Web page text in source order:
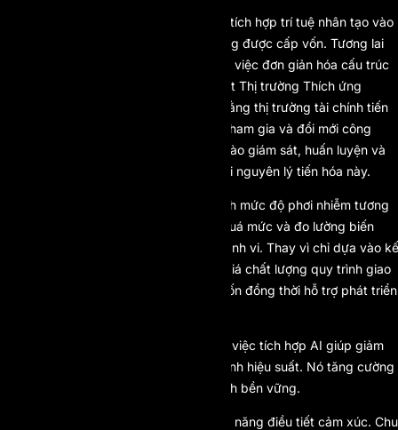
AI Prop tạo sự khác biệt bằng cách tích hợp trí tuệ nhân tạo vào
cả môi trường đánh giá và môi trường được cấp vốn. Tương lai
của funded trading không chỉ nằm ở việc đơn giản hóa cấu trúc
mà còn ở trí tuệ thích ứng. Giả thuyết Thị trường Thích ứng
(Adaptive Market Hypothesis) cho rằng thị trường tài chính tiến
hóa để phản ứng với hành vi người tham gia và đổi mới công
nghệ. Những prop firm tích hợp AI vào giám sát, huấn luyện và
phân tích hành vi sẽ phù hợp hơn với nguyên lý tiến hóa này.
Phân tích dựa trên AI có thể xác định mức độ phơi nhiễm tương
quan, phát hiện tần suất giao dịch quá mức và đo lường biến
động tâm lý thông qua các chỉ số hành vi. Thay vì chỉ dựa vào
quả lợi nhuận, AI Prop có thể đánh giá chất lượng quy trình giao
dịch. Điều này tăng cường bảo vệ vốn đồng thời hỗ trợ phát triển
Trong hệ thống prop firm một bước, việc tích hợp AI giúp giảm
thiểu rủi ro gian lận và sự thiếu ổn định hiệu suất. Nó tăng cường
tính minh bạch và khả năng vận hành bền vững.
Hiệu suất giao dịch gắn chặt với khả năng điều tiết cảm xúc. Chu